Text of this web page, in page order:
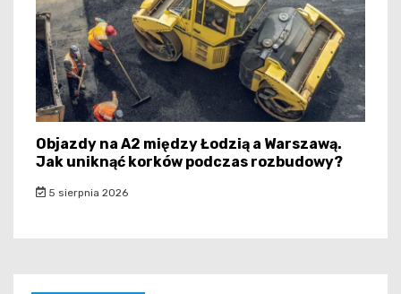
Objazdy na A2 między Łodzią a Warszawą.
Jak uniknąć korków podczas rozbudowy?
5 sierpnia 2026